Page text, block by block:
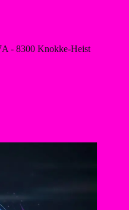
- 8300 Knokke-Heist